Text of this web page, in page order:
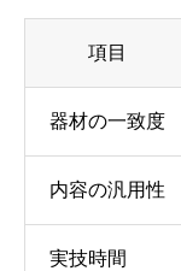
項目
器材の一致度
内容の汎用性
実技時間